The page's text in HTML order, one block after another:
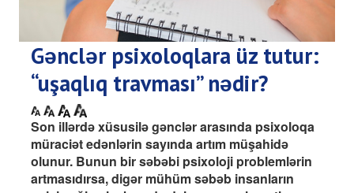
Gənclər psixoloqlara üz tutur:
“uşaqlıq travması” nədir?
Son illərdə xüsusilə gənclər arasında psixoloqa
müraciət edənlərin sayında artım müşahidə
olunur. Bunun bir səbəbi psixoloji problemlərin
artmasıdırsa, digər mühüm səbəb insanların